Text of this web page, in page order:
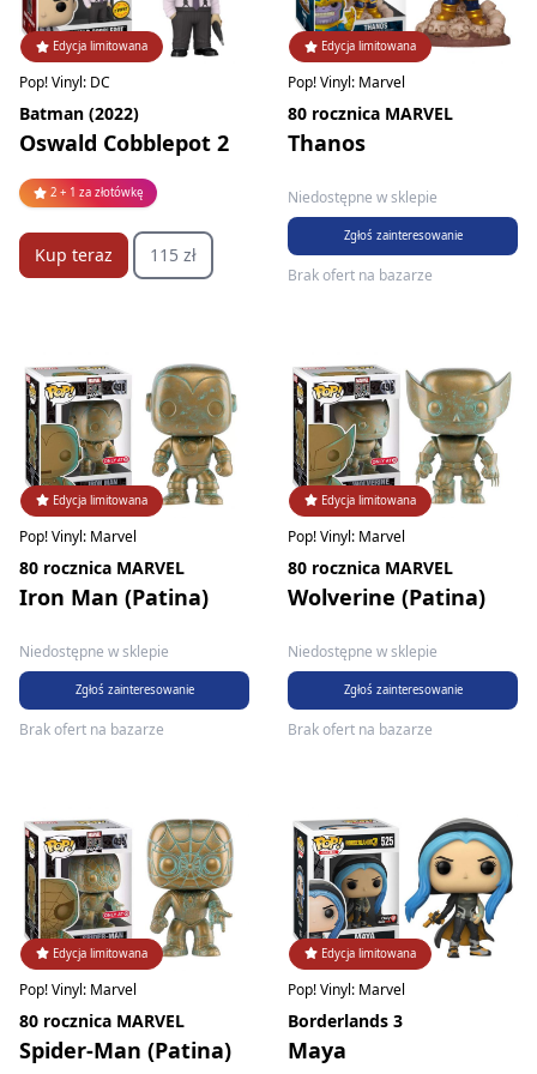
Edycja limitowana
Pop! Vinyl: DC
Batman (2022)
Oswald Cobblepot 2
2 + 1 za złotówkę
Kup teraz 115 zł
Edycja limitowana
Pop! Vinyl: Marvel
80 rocznica MARVEL
Thanos
Niedostępne w sklepie
Zgłoś zainteresowanie
Brak ofert na bazarze
Edycja limitowana
Pop! Vinyl: Marvel
80 rocznica MARVEL
Iron Man (Patina)
Niedostępne w sklepie
Zgłoś zainteresowanie
Brak ofert na bazarze
Edycja limitowana
Pop! Vinyl: Marvel
80 rocznica MARVEL
Wolverine (Patina)
Niedostępne w sklepie
Zgłoś zainteresowanie
Brak ofert na bazarze
Edycja limitowana
Pop! Vinyl: Marvel
80 rocznica MARVEL
Spider-Man (Patina)
Edycja limitowana
Pop! Vinyl: Marvel
Borderlands 3
Maya